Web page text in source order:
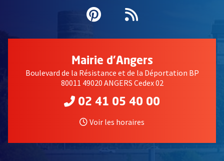
Pinterest
, Ouvre une
Flux RSS
Mairie d'Angers
Boulevard de la Résistance et de la Déportation BP
80011 49020 ANGERS Cedex 02
02 41 05 40 00
Voir les horaires